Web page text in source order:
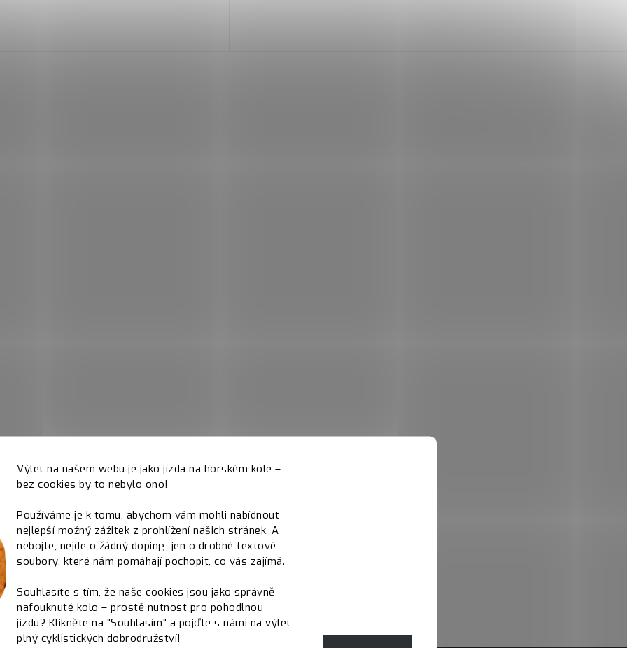
Výlet na našem webu je jako jízda na horském kole –
bez cookies by to nebylo ono!
Používáme je k tomu, abychom vám mohli nabídnout
nejlepší možný zážitek z prohlížení našich stránek. A
nebojte, nejde o žádný doping, jen o drobné textové
soubory, které nám pomáhají pochopit, co vás zajímá.
Souhlasíte s tím, že naše cookies jsou jako správně
nafouknuté kolo – prostě nutnost pro pohodlnou
jízdu? Klikněte na "Souhlasím" a pojďte s námi na výlet
plný cyklistických dobrodružství!